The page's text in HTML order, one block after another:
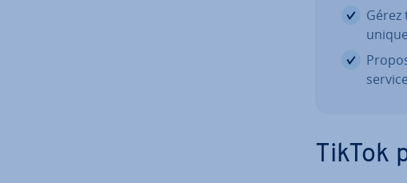
unique
TikTok